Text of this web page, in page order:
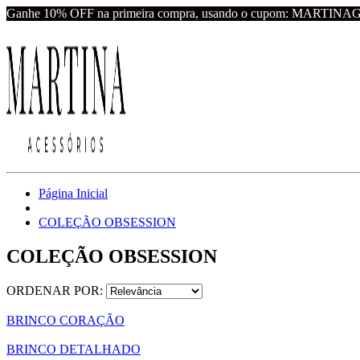
Ganhe 10% OFF na primeira compra, usando o cupom:
Página Inicial
COLEÇÃO OBSESSION
COLEÇÃO OBSESSION
ORDENAR POR:
BRINCO CORAÇÃO
BRINCO DETALHADO